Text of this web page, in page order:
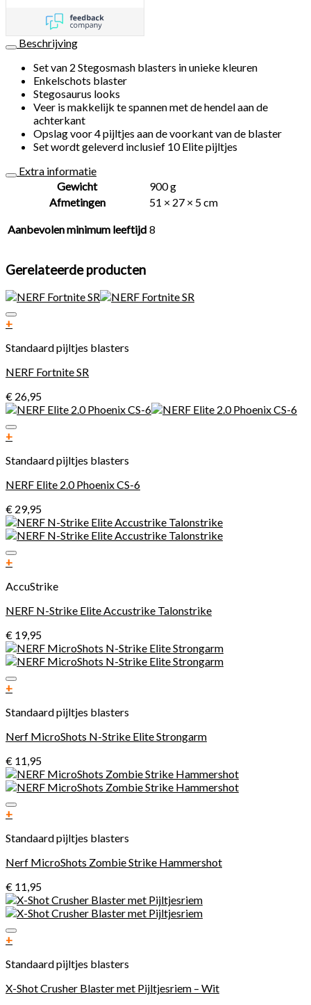
Beschrijving
Set van 2 Stegosmash blasters in unieke kleuren
Enkelschots blaster
Stegosaurus looks
Veer is makkelijk te spannen met de hendel aan de
achterkant
Opslag voor 4 pijltjes aan de voorkant van de blaster
Set wordt geleverd inclusief 10 Elite pijltjes
Extra informatie
Gewicht
900 g
Afmetingen
51 × 27 × 5 cm
Aanbevolen minimum leeftijd 8
Gerelateerde producten
+
Standaard pijltjes blasters
NERF Fortnite SR
€ 26,95
+
Standaard pijltjes blasters
NERF Elite 2.0 Phoenix CS-6
€ 29,95
+
AccuStrike
NERF N-Strike Elite Accustrike Talonstrike
€ 19,95
+
Standaard pijltjes blasters
Nerf MicroShots N-Strike Elite Strongarm
€ 11,95
+
Standaard pijltjes blasters
Nerf MicroShots Zombie Strike Hammershot
€ 11,95
+
Standaard pijltjes blasters
X-Shot Crusher Blaster met Pijltjesriem – Wit